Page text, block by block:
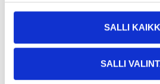
SALLI
SALLI